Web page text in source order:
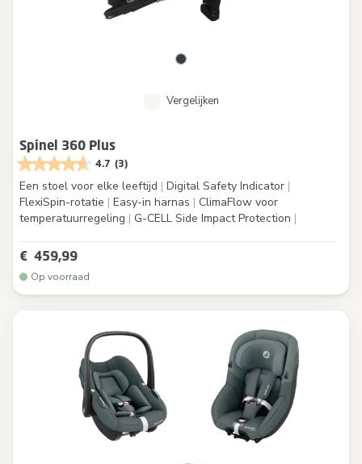
Vergelijken
Spinel 360 Plus
4.7 (3)
Een stoel voor elke leeftijd | Digital Safety Indicator |
FlexiSpin-rotatie | Easy-in harnas | ClimaFlow voor
temperatuurregeling | G-CELL Side Impact Protection |
€ 459,99
Op voorraad